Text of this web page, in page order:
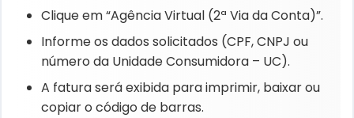
Clique em “Agência Virtual (2ª Via da Conta)”.
Informe os dados solicitados (CPF, CNPJ ou
número da Unidade Consumidora – UC).
A fatura será exibida para imprimir, baixar ou
copiar o código de barras.